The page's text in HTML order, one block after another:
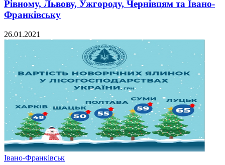
Рівному, Львову, Ужгороду, Чернівцям та Івано-
Франківську
26.01.2021
Івано-Франківськ